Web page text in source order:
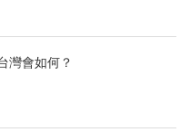
灣會如何？